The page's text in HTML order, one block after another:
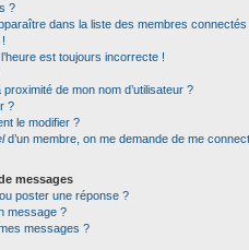
?
dans la liste des membres connectés
est toujours incorrecte !
de mon nom d’utilisateur ?
?
le modifier ?
d’un membre, on me demande de me
messages
poster une réponse ?
message ?
messages ?